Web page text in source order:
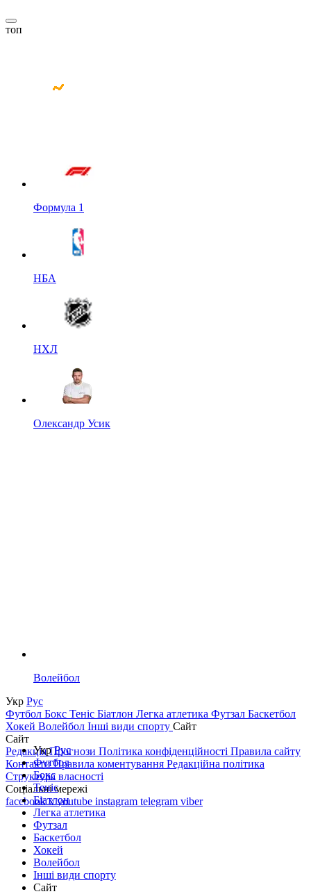
топ
Формула 1
НБА
НХЛ
Олександр Усик
Волейбол
Укр Рус
Футбол Бокс Теніс Біатлон Легка атлетика Футзал Баскетбол
Хокей Волейбол Інші види спорту Сайт
Сайт
РедакціяПрогнози Політика конфіденційності Правила сайту
КонтактиПравила коментування Редакційна політика
Структура власності
Соціальні мережі
facebookxyoutube instagram telegram viber
УкрРус
Футбол
Бокс
Теніс
Біатлон
Легка атлетика
Футзал
Баскетбол
Хокей
Волейбол
Інші види спорту
Сайт